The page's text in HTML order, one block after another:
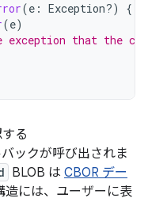
(e : Exception?)
{
(e)
exception that the
る
ックが呼び出されま
BLOB は CBOR デー
造には、ユーザーに表